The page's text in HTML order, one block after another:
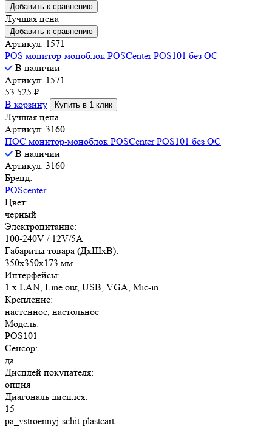
Добавить к сравнению
Лучшая цена
Добавить к сравнению
Артикул: 1571
POS монитор-моноблок POSCenter POS101 без ОС
В наличии
Артикул: 1571
53 525 ₽
В корзину
Купить в 1 клик
Лучшая цена
Артикул: 3160
ПОС монитор-моноблок POSCenter POS101 без ОС
В наличии
Артикул: 3160
Бренд:
POScenter
Цвет:
черный
Электропитание:
100-240V / 12V/5A
Габариты товара (ДxШxВ):
350х350х173 мм
Интерфейсы:
1 x LAN, Line out, USB, VGA, Mic-in
Крепление:
настенное, настольное
Модель:
POS101
Сенсор:
да
Дисплей покупателя:
опция
Диагональ дисплея:
15
pa_vstroennyj-schit-plastcart: